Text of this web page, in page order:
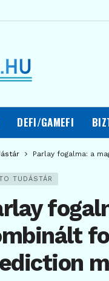
DEFI/GAMEFI
Parlay fogalma: a
TUDÁSTÁR